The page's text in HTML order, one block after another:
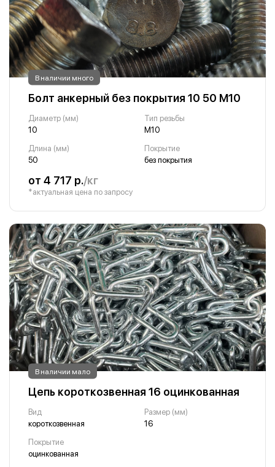
В наличии много
Болт анкерный без покрытия 10 50 М10
Диаметр (мм)
10
Тип резьбы
М10
Длина (мм)
50
Покрытие
без покрытия
от 4 717 р./кг
*актуальная цена по запросу
В наличии мало
Цепь короткозвенная 16 оцинкованная
Вид
короткозвенная
Размер (мм)
16
Покрытие
оцинкованная